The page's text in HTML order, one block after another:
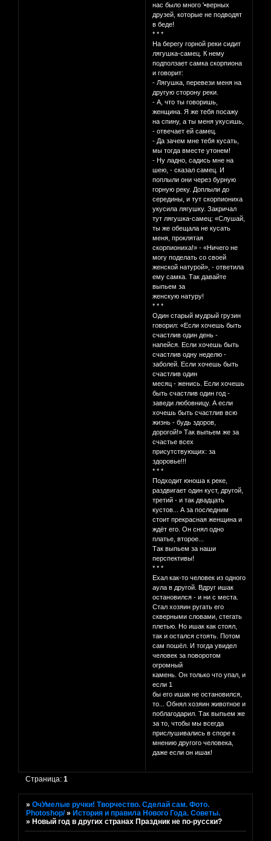
нас было много '•верных
друзей, которые не подводят
в беде!
* * *
На берегу горной реки сидит
лягушка-самец. К нему
подползает самка скорпиона
и говорит:
- Лягушка, перевези меня на
другую сторону реки.
- А, что ты говоришь,
женщина. Я же тебя посажу
на спину, а ты меня укусишь,
- отвечает ей самец.
- Да зачем мне тебя кусать,
мы тогда вместе утонем!
- Ну ладно, садись мне на
шею, - сказал самец. И
поплыли они через бурную
горную реку. Доплыли до
середины, и тут скорпиониха
укусила лягушку. Закричал
тут лягушка-самец: «Слушай,
ты же обещала не кусать
меня, проклятая
скорпиониха!» - «Ничего не
могу поделать со своей
женской натурой», - ответила
ему самка. Так давайте
выпьем за
женскую натуру!
* * *
Один старый мудрый грузин
говорил: «Если хочешь быть
счастлив один день -
напейся. Если хочешь быть
счастлив одну неделю -
заболей. Если хочешь быть
счастлив один
месяц - женись. Если хочешь
быть счастлив один год -
заведи любовницу. А если
хочешь быть счастлив всю
жизнь - будь здоров,
дорогой!» Так выпьем же за
счастье всех
присутствующих: за
здоровье!!!
* * *
Подходит юноша к реке,
раздвигает один куст, другой,
третий - и так двадцать
кустов... А за последним
стоит прекрасная женщина и
ждёт его. Он снял одно
платье, второе...
Так выпьем за наши
перспективы!
* * *
Ехал как-то человек из одного
аула в другой. Вдруг ишак
остановился - и ни с места.
Стал хозяин ругать его
скверными словами, стегать
плетью. Но ишак как стоял,
так и остался стоять. Потом
сам пошёл. И тогда увидел
человек за поворотом
огромный
камень. Он только что упал, и
если 1
бы его ишак не остановился,
то... Обнял хозяин животное и
поблагодарил. Так выпьем же
за то, чтобы мы всегда
прислушивались в споре к
мнению другого человека,
даже если он ишак!
Страница:1
»ОчУмелые ручки! Творчество. Сделай сам. Фото.
Photoshop/ » История и правила Нового Года. Советы.
» Новый год в других странах Праздник не по-русски?